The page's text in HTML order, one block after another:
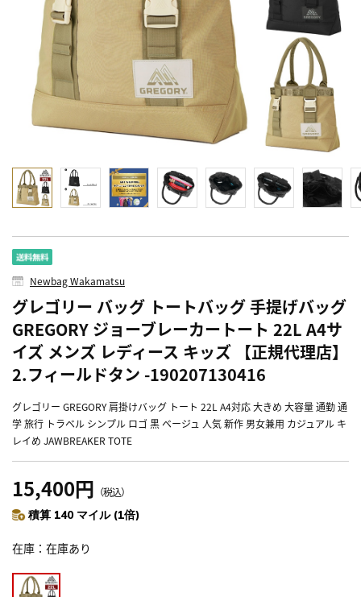
Newbag Wakamatsu
グレゴリー バッグ トートバッグ 手提げバッグ
GREGORY ジョーブレーカートート 22L A4サ
イズ メンズ レディース キッズ 【正規代理店】
2.フィールドタン -190207130416
グレゴリー GREGORY 肩掛けバッグ トート 22L A4対応 大きめ 大容量 通勤 通
学 旅行 トラベル シンプル ロゴ 黒 ベージュ 人気 新作 男女兼用 カジュアル キ
レイめ JAWBREAKER TOTE
15,400円 （税込）
積算 140 マイル (1倍)
在庫 在庫あり